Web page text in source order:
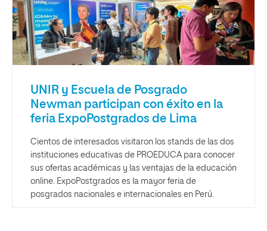
UNIR y Escuela de Posgrado
Newman participan con éxito en la
feria ExpoPostgrados de Lima
Cientos de interesados visitaron los stands de las dos
instituciones educativas de PROEDUCA para conocer
sus ofertas académicas y las ventajas de la educación
online. ExpoPostgrados es la mayor feria de
posgrados nacionales e internacionales en Perú.